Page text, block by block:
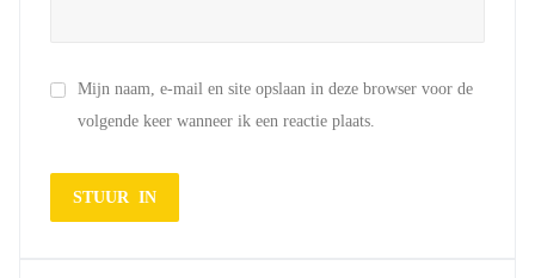
Mijn naam, e-mail en site opslaan in deze browser voor de
volgende keer wanneer ik een reactie plaats.